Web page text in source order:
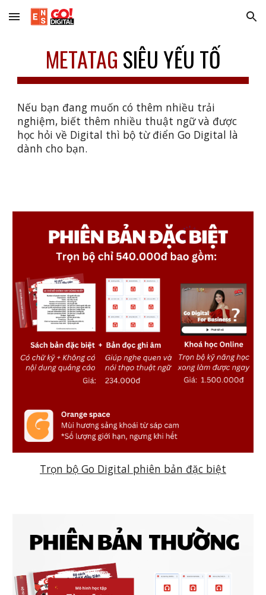
Skip to main content Skip to navigation
METATAG SIÊU YẾU TỐ
Nếu bạn đang muốn có thêm nhiều trải
nghiệm, biết thêm nhiều thuật ngữ và được
học hỏi về Digital thì bộ từ điển Go Digital là
dành cho bạn.
Trọn bộ Go Digital phiên bản đặc biệt